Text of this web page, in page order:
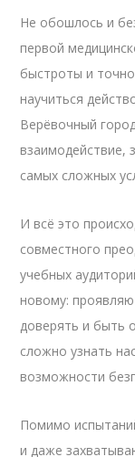
Не обошлось и
первой
быстроты и
научиться
Верёвочный
взаимодействие,
самых сложных
И всё это
совместного
учебных
новому:
доверять и быть
сложно узнать
возможности
Помимо
и даже